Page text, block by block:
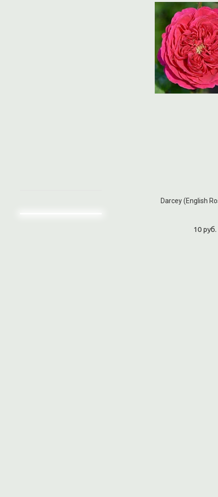
Darcey (English
10 руб.